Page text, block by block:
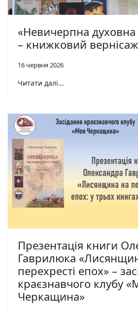
«Невичерпна
– книжковий вернісаж
16 червня 2026
Читати далі...
Презентація книги
Гаврилюка
перехресті епох» –
краєзнавчого клубу
Черкащина»